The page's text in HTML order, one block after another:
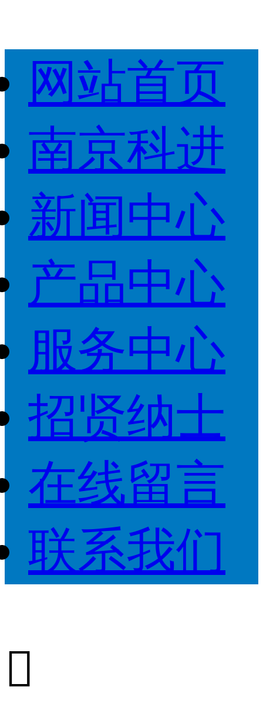
网站首页
南京科进
新闻中心
产品中心
服务中心
招贤纳士
在线留言
联系我们
